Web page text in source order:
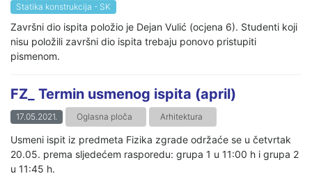
Statika konstrukcija - SK
Završni dio ispita položio je Dejan Vulić (ocjena 6). Studenti koji
nisu položili završni dio ispita trebaju ponovo pristupiti
pismenom.
FZ_ Termin usmenog ispita (april)
17.05.2021. Oglasna ploča Arhitektura
Usmeni ispit iz predmeta Fizika zgrade održaće se u četvrtak
20.05. prema sljedećem rasporedu: grupa 1 u 11:00 h i grupa 2
u 11:45 h.